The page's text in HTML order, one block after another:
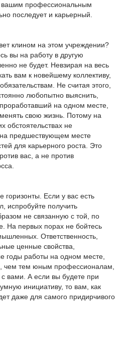
вашим профессиональным
последует и карьерный.
клином на этом учреждении?
вы на работу в другую
не будет. Невзирая на весь
вам к новейшему коллективу,
Не считая этого,
любопытно выяснить,
на одном месте,
свою жизнь. Потому на
обстоятельствах не
на предшествующем месте
для карьерного роста. Это
вас, а не против
горизонты. Если у вас есть
испробуйте получить
не связанную с той, по
На первых порах не бойтесь
Ответственность,
ценные свойства,
годы работы на одном месте,
чем тем юным профессионалам,
вами. А если вы будете при
инициативу, то вам, как
даже для самого придирчивого